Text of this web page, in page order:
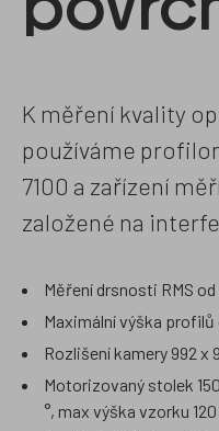
K měření kvality
používáme
7100 a zařízení
založené na
Měření drsnosti RMS od
Maximální výška profilů
Rozlišení kamery 992 x
Motorizovaný stolek
°, max výška vzorku